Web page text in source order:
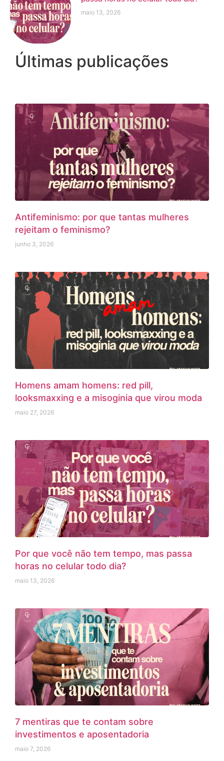
maio 13, 2026
Últimas publicações
Antifeminismo: por que tantas mulheres
rejeitam o feminismo?
junho 3, 2026
Homens amam homens: red pill,
looksmaxxing e a misoginia que virou moda
maio 27, 2026
Por que você não tem tempo, mas passa
horas no celular todo dia?
maio 13, 2026
7 mentiras que te contam sobre
investimentos e aposentadoria
maio 7, 2026